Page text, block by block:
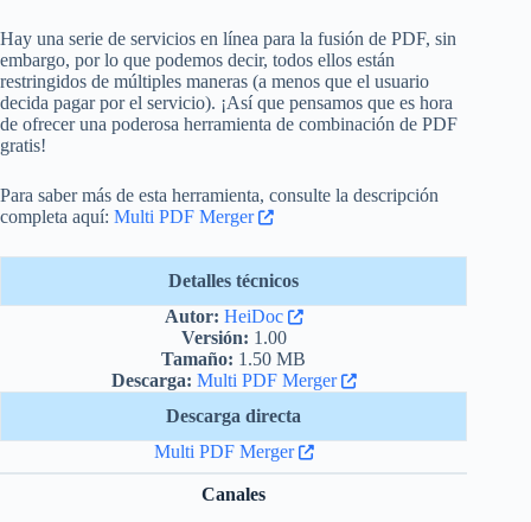
Hay una serie de servicios en línea para la fusión de PDF, sin
embargo, por lo que podemos decir, todos ellos están
restringidos de múltiples maneras (a menos que el usuario
decida pagar por el servicio). ¡Así que pensamos que es hora
de ofrecer una poderosa herramienta de combinación de PDF
gratis!
Para saber más de esta herramienta, consulte la descripción
completa aquí: Multi PDF Merger
Detalles técnicos
Autor: HeiDoc
Versión: 1.00
Tamaño: 1.50 MB
Descarga: Multi PDF Merger
Descarga directa
Multi PDF Merger
Canales